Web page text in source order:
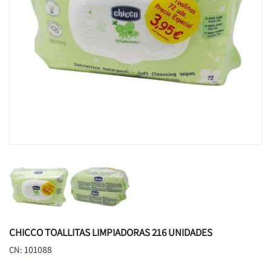
CHICCO TOALLITAS LIMPIADORAS 216 UNIDADES
CN: 101088